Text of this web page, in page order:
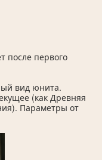
после первого
вид юнита.
(как Древняя
Параметры от